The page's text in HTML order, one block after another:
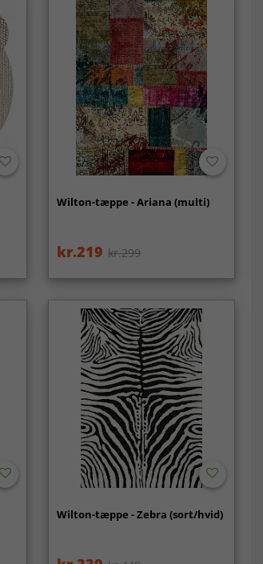
Wilton-tæppe - Ariana (multi)
kr.219 kr.299
Wilton-tæppe - Zebra (sort/hvid)